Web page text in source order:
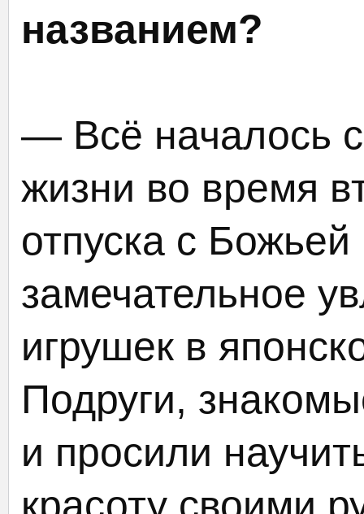
названием?
— Всё началось
жизни во время
отпуска с
замечательное
игрушек в
Подруги,
и просили